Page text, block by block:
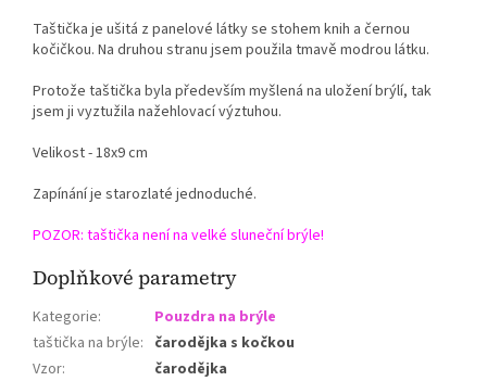
Taštička je ušitá z panelové látky se stohem knih a černou
kočičkou. Na druhou stranu jsem použila tmavě modrou látku.
Protože taštička byla především myšlená na uložení brýlí, tak
jsem ji vyztužila nažehlovací výztuhou.
Velikost - 18x9 cm
Zapínání je starozlaté jednoduché.
POZOR: taštička není na velké sluneční brýle!
Doplňkové parametry
Kategorie:
Pouzdra na brýle
taštička na brýle: čarodějka s kočkou
Vzor: čarodějka